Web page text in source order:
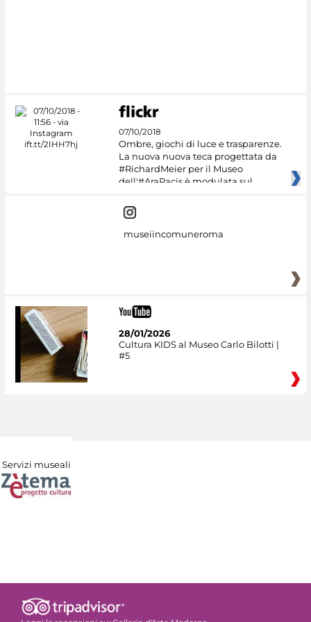
07/10/2018
Ombre, giochi di luce e trasparenze.
La nuova nuova teca progettata da
#RichardMeier per il Museo
dell'#AraPacis è modulata sul
museiincomuneroma
28/01/2026
Cultura KIDS al Museo Carlo Bilotti |
#5
Servizi museali